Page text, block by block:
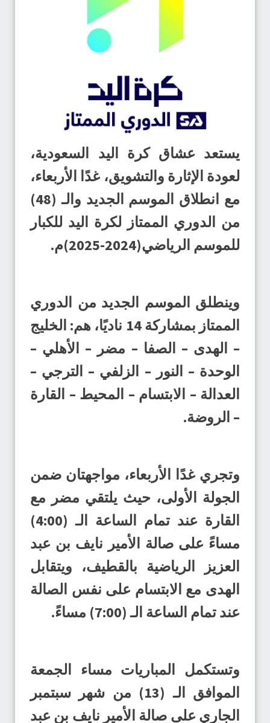
يستعد عشاق كرة اليد السعودية،
لعودة الإثارة والتشويق، غدًا الأربعاء،
مع انطلاق الموسم الجديد والـ (48)
من الدوري الممتاز لكرة اليد للكبار
للموسم الرياضي(2024-2025)م.
وينطلق الموسم الجديد من الدوري
الممتاز بمشاركة 14 ناديًا، هم: الخليج
– الهدى – الصفا – مضر – الأهلي –
الوحدة – النور – الزلفي – الترجي –
العدالة – الابتسام – المحيط – القارة
– الروضة.
وتجري غدًا الأربعاء، مواجهتان ضمن
الجولة الأولى، حيث يلتقي مضر مع
القارة عند تمام الساعة الـ (4:00)
مساءً على صالة الأمير نايف بن عبد
العزيز الرياضية بالقطيف، ويتقابل
الهدى مع الابتسام على نفس الصالة
عند تمام الساعة الـ (7:00) مساءً.
وتستكمل المباريات مساء الجمعة
الموافق الـ (13) من شهر سبتمبر
الجاري على صالة الأمير نايف بن عبد